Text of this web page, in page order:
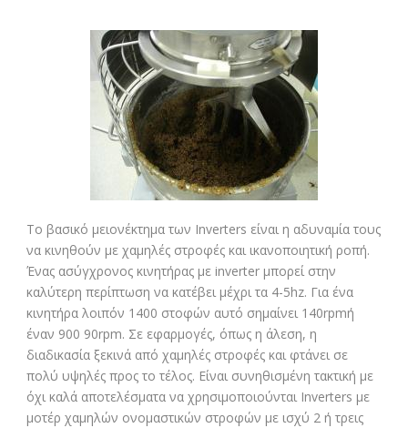
Το βασικό μειονέκτημα των Inverters είναι η αδυναμία τους
να κινηθούν με χαμηλές στροφές και ικανοποιητική ροπή.
Ένας ασύγχρονος κινητήρας με inverter μπορεί στην
καλύτερη περίπτωση να κατέβει μέχρι τα 4-5hz. Για ένα
κινητήρα λοιπόν 1400 στοφών αυτό σημαίνει 140rpmή
έναν 900 90rpm. Σε εφαρμογές, όπως η άλεση, η
διαδικασία ξεκινά από χαμηλές στροφές και φτάνει σε
πολύ υψηλές προς το τέλος. Είναι συνηθισμένη τακτική με
όχι καλά αποτελέσματα να χρησιμοποιούνται Inverters με
μοτέρ χαμηλών ονομαστικών στροφών με ισχύ 2 ή τρεις